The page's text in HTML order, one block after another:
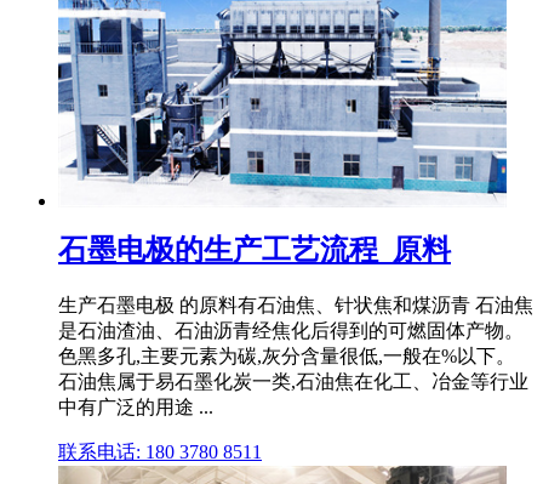
石墨电极的生产工艺流程_原料
生产石墨电极 的原料有石油焦、针状焦和煤沥青 石油焦
是石油渣油、石油沥青经焦化后得到的可燃固体产物。
色黑多孔,主要元素为碳,灰分含量很低,一般在%以下。
石油焦属于易石墨化炭一类,石油焦在化工、冶金等行业
中有广泛的用途 ...
联系电话: 180 3780 8511